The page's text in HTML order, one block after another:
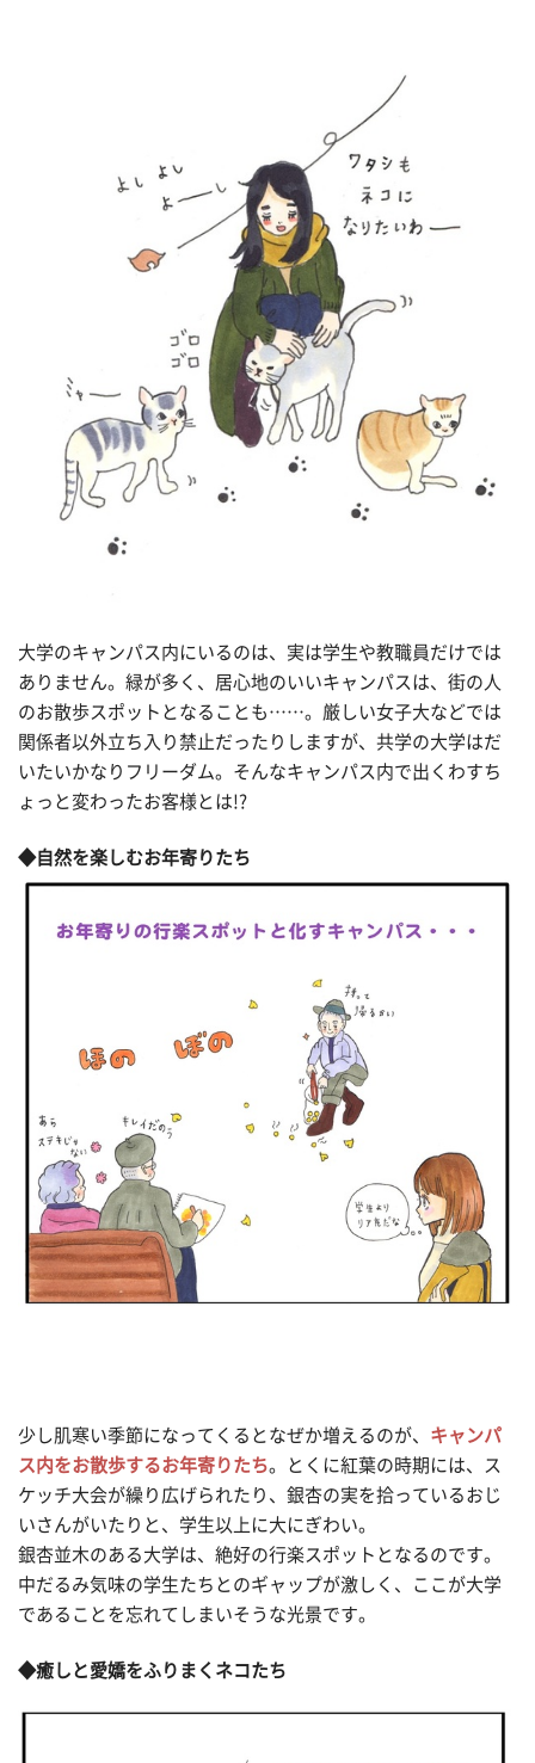
大学のキャンパス内にいるのは、実は学生や教職員だけでは
ありません。緑が多く、居心地のいいキャンパスは、街の人
のお散歩スポットとなることも……。厳しい女子大などでは
関係者以外立ち入り禁止だったりしますが、共学の大学はだ
いたいかなりフリーダム。そんなキャンパス内で出くわすち
ょっと変わったお客様とは!?
◆自然を楽しむお年寄りたち
少し肌寒い季節になってくるとなぜか増えるのが、 キャンパ
ス内をお散歩するお年寄りたち。とくに紅葉の時期には、ス
ケッチ大会が繰り広げられたり、銀杏の実を拾っているおじ
いさんがいたりと、学生以上に大にぎわい。
銀杏並木のある大学は、絶好の行楽スポットとなるのです。
中だるみ気味の学生たちとのギャップが激しく、ここが大学
であることを忘れてしまいそうな光景です。
◆癒しと愛嬌をふりまくネコたち